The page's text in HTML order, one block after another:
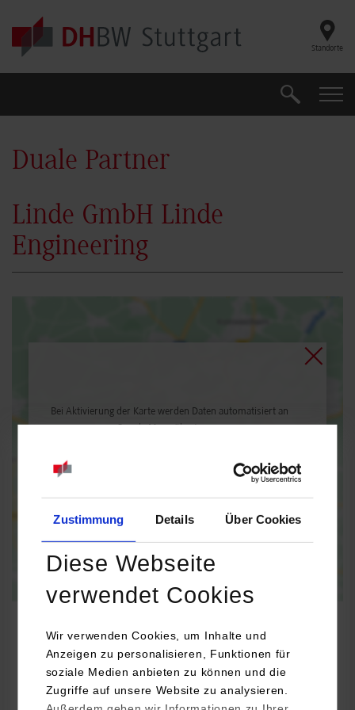
Zustimmung Details Über Cookies
Diese Webseite
verwendet Cookies
Wir verwenden Cookies, um Inhalte und
Anzeigen zu personalisieren, Funktionen für
soziale Medien anbieten zu können und die
Zugriffe auf unsere Website zu analysieren.
Skip to main content
Standorte
Suche
Duale Partner
Linde GmbH Linde
Engineering
Bei Aktivierung der Karte werden Daten automatisiert an
Google Maps übertragen.
Einmalig aktivieren
BWL-Digital Business Management